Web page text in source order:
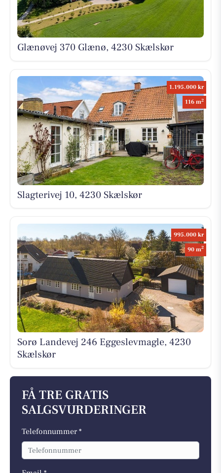
Glænøvej 370 Glænø, 4230 Skælskør
1.195.000 kr
116 m2
Slagterivej 10, 4230 Skælskør
995.000 kr
90 m2
Sorø Landevej 246 Eggeslevmagle, 4230
Skælskør
FÅ TRE GRATIS
SALGSVURDERINGER
Telefonnummer *